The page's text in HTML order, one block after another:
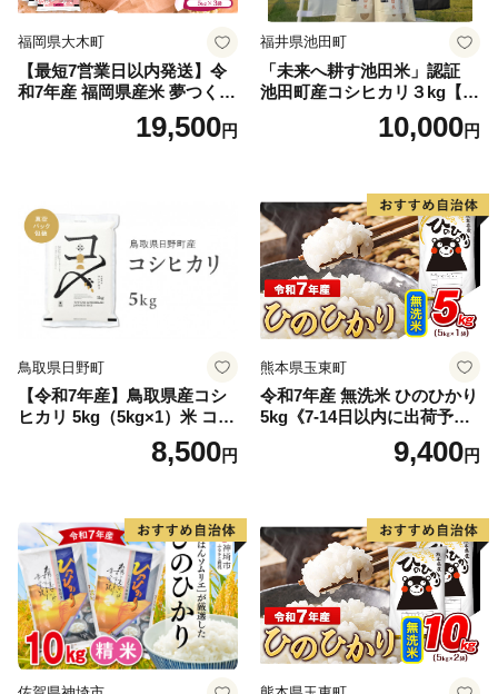
福岡県大木町
【最短7営業日以内発送】令
和7年産 福岡県産米 夢つくし
15kg 精米 ※北海道・沖縄・
19,500円
福井県池田町
「未来へ耕す池田米」認証
池田町産コシヒカリ３kg【お
1人様につき３セットまで】
10,000円
鳥取県日野町
【令和7年産】鳥取県産コシ
ヒカリ 5kg（5kg×1）米 コシ
ヒカリ こしひかり お米 白米
精米 5キロ おこめ こめ コメ
野町産 Elevation
8,500円
熊本県玉東町
令和7年産 無洗米 ひのひかり
5kg《7-14日以内に出荷予定
(土日祝除く)》コメ 米 無洗米
高レビュー｜人気米 熊本県
9,400円